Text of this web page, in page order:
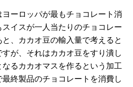
ーロッパが最もチョコレート消
イスが一人当たりのチョコレー
と、カカオ豆の輸入量で考えると
が、それはカカオ豆をすり潰し
るカカオマスを作るという加工
終製品のチョコレートを消費し